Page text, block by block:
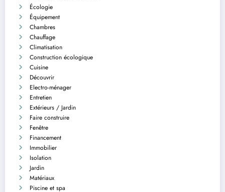
Écologie
Équipement
Chambres
Chauffage
Climatisation
Construction écologique
Cuisine
Découvrir
Electro-ménager
Entretien
Extérieurs / Jardin
Faire construire
Fenêtre
Financement
Immobilier
Isolation
Jardin
Matériaux
Piscine et spa